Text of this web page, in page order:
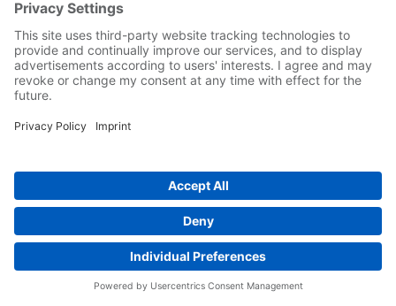
12.4.2024
Yaskawa Finland Oy:n uudet toimitilat
mahdollistavat suurempien ja
käyttöönoton ja testauksen